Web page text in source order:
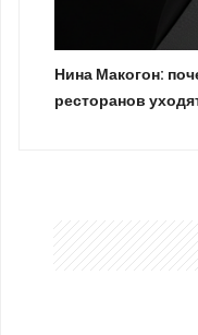
Нина Макогон:
ресторанов